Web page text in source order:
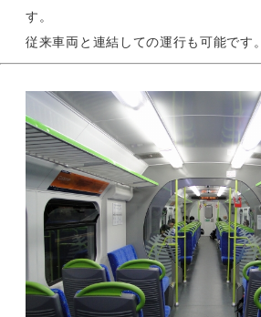
す。
従来車両と連結しての運行も可能です。